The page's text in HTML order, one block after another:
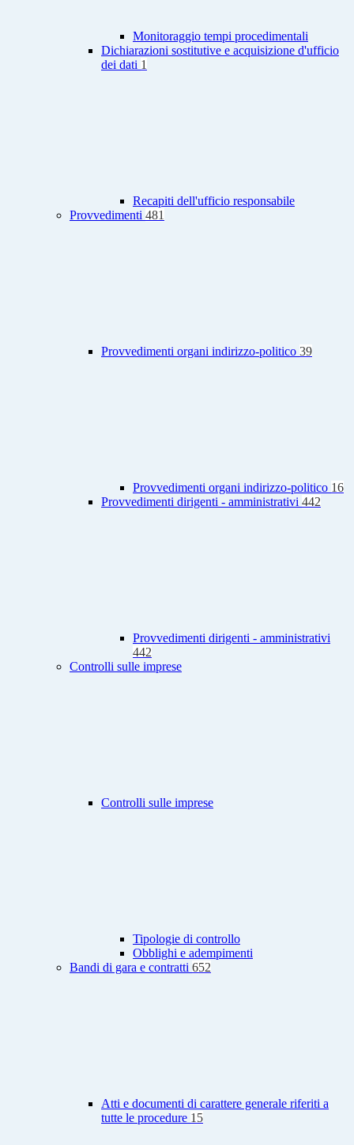
Monitoraggio tempi procedimentali
Dichiarazioni sostitutive e acquisizione d'ufficio
dei dati 1
Recapiti dell'ufficio responsabile
Provvedimenti 481
Provvedimenti organi indirizzo-politico 39
Provvedimenti organi indirizzo-politico 16
Provvedimenti dirigenti - amministrativi 442
Provvedimenti dirigenti - amministrativi
442
Controlli sulle imprese
Controlli sulle imprese
Tipologie di controllo
Obblighi e adempimenti
Bandi di gara e contratti 652
Atti e documenti di carattere generale riferiti a
tutte le procedure 15